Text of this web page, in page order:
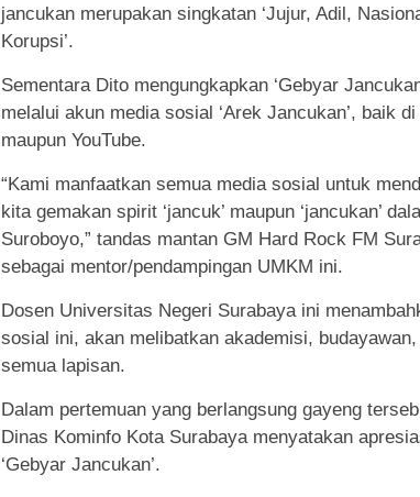
jancukan merupakan singkatan ‘Jujur, Adil,
Korupsi’.
Sementara Dito mengungkapkan ‘Gebyar
melalui akun media sosial ‘Arek Jancukan’, baik
maupun YouTube.
“Kami manfaatkan semua media sosial untuk
kita gemakan spirit ‘jancuk’ maupun ‘jancukan’
Suroboyo,” tandas mantan GM Hard Rock FM
sebagai mentor/pendampingan UMKM ini.
Dosen Universitas Negeri Surabaya ini
sosial ini, akan melibatkan akademisi,
semua lapisan.
Dalam pertemuan yang berlangsung gayeng
Dinas Kominfo Kota Surabaya menyatakan
‘Gebyar Jancukan’.